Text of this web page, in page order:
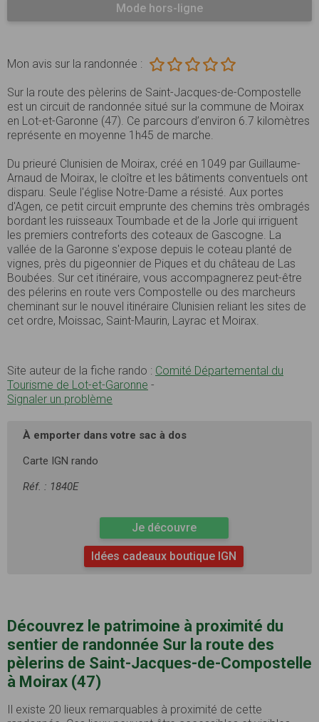
Mode hors-ligne
Mon avis sur la randonnée :
Sur la route des pèlerins de Saint-Jacques-de-Compostelle
est un circuit de randonnée situé sur la commune de Moirax
en Lot-et-Garonne (47). Ce parcours d’environ 6.7 kilomètres
représente en moyenne 1h45 de marche.
Du prieuré Clunisien de Moirax, créé en 1049 par Guillaume-
Arnaud de Moirax, le cloître et les bâtiments conventuels ont
disparu. Seule l'église Notre-Dame a résisté. Aux portes
d'Agen, ce petit circuit emprunte des chemins très ombragés
bordant les ruisseaux Toumbade et de la Jorle qui irriguent
les premiers contreforts des coteaux de Gascogne. La
vallée de la Garonne s'expose depuis le coteau planté de
vignes, près du pigeonnier de Piques et du château de Las
Boubées. Sur cet itinéraire, vous accompagnerez peut-être
des pélerins en route vers Compostelle ou des marcheurs
cheminant sur le nouvel itinéraire Clunisien reliant les sites de
cet ordre, Moissac, Saint-Maurin, Layrac et Moirax.
Site auteur de la fiche rando : Comité Départemental du
Tourisme de Lot-et-Garonne -
Signaler un problème
À emporter dans votre sac à dos
Carte IGN rando
Réf. : 1840E
Je découvre
Idées cadeaux boutique IGN
Découvrez le patrimoine à proximité du
sentier de randonnée Sur la route des
pèlerins de Saint-Jacques-de-Compostelle
à Moirax (47)
Il existe 20 lieux remarquables à proximité de cette